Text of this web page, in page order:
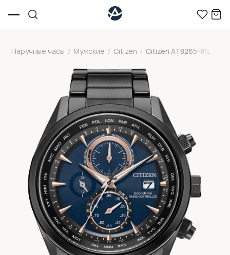
Наручные часы / Мужские / Citizen / Citizen AT8265-81L